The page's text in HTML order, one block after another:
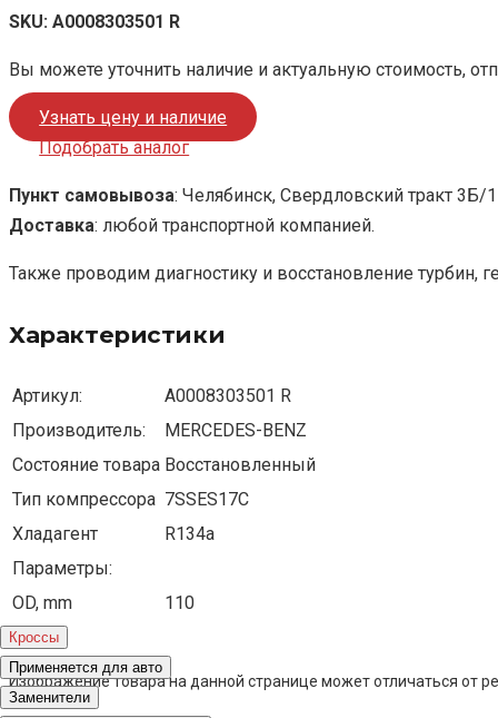
SKU: A0008303501 R
Вы можете уточнить наличие и актуальную стоимость,
Узнать цену и наличие
Подобрать аналог
Пункт самовывоза: Челябинск, Свердловский тракт 3Б/1
Доставка: любой транспортной компанией.
Также проводим диагностику и восстановление турбин,
Характеристики
Артикул:
A0008303501 R
Производитель:
MERCEDES-BENZ
Состояние товара Восстановленный
Тип компрессора 7SSES17C
Хладагент
R134a
Параметры:
OD, mm
110
Кроссы
Применяется для авто
Заменители
Изображение товара на данной странице может отличаться от